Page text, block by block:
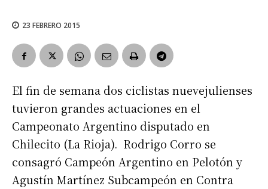
23 FEBRERO 2015
El fin de semana dos ciclistas nuevejulienses
tuvieron grandes actuaciones en el
Campeonato Argentino disputado en
Chilecito (La Rioja). Rodrigo Corro se
consagró Campeón Argentino en Pelotón y
Agustín Martínez Subcampeón en Contra